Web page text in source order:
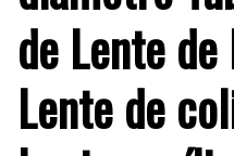
de Lente de
Lente de